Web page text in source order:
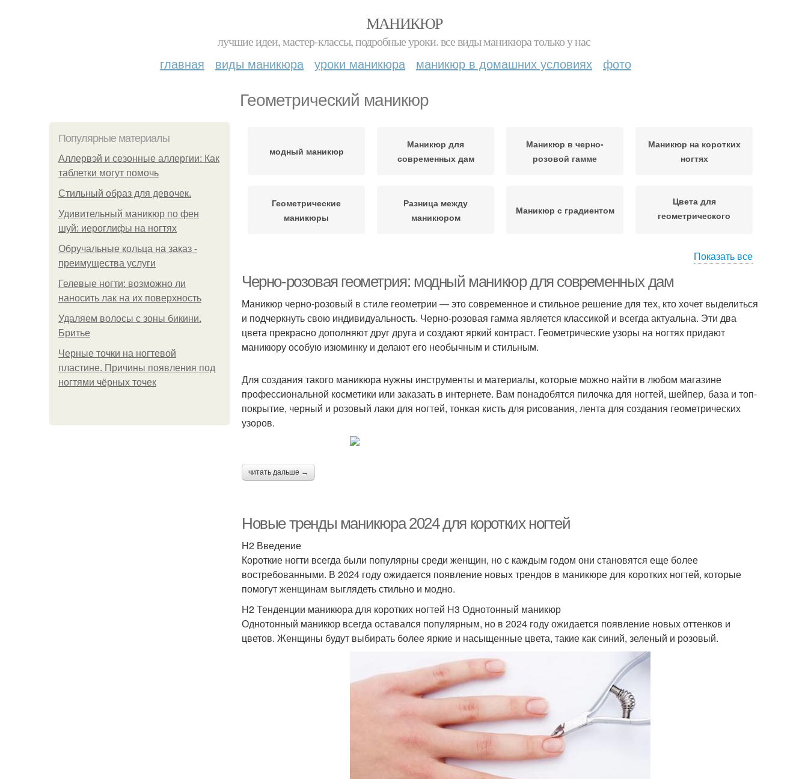
МАНИКЮР
лучшие идеи, мастер-классы, подробные уроки. все виды маникюра только у нас
главная виды маникюра уроки маникюра маникюр в домашних условиях фото
Геометрический маникюр
Популярные материалы
Аллервэй и сезонные аллергии: Как
таблетки могут помочь
Стильный образ для девочек.
Удивительный маникюр по фен
шуй: иероглифы на ногтях
Обручальные кольца на заказ -
преимущества услуги
Гелевые ногти: возможно ли
наносить лак на их поверхность
Удаляем волосы с зоны бикини.
Бритье
Черные точки на ногтевой
пластине. Причины появления под
ногтями чёрных точек
модный маникюр
Маникюр для
современных дам
Маникюр в черно-
розовой гамме
Маникюр на коротких
ногтях
Геометрические
маникюры
Разница между
маникюром
Маникюр с градиентом
Цвета для
геометрического
ногтей
Маникюр с наклейками
Маникюр с наклейками-
флэшкартами
Инструменты для
маникюра
маникюр на короткие
ногти
Цветы для маникюра Тренды в маникюре летний маникюр Маникюр со стразами
рисунками
Возрастной маникюр французский маникюр
Инструменты для
французского маникюра
Маникюр с
трафаретами
Маникюр с трафаретом
Советы по
геометрическому
дизайну
Розовый маникюр Маникюр с блестками
Маникюр в розовых
тонах
Маникюр с рисунками
красивый маникюр Маникюр с розовым и
Показать все
Черно-розовая геометрия: модный маникюр для современных дам
Маникюр черно-розовый в стиле геометрии — это современное и стильное решение для тех, кто хочет выделиться
и подчеркнуть свою индивидуальность. Черно-розовая гамма является классикой и всегда актуальна. Эти два
цвета прекрасно дополняют друг друга и создают яркий контраст. Геометрические узоры на ногтях придают
маникюру особую изюминку и делают его необычным и стильным.
Для создания такого маникюра нужны инструменты и материалы, которые можно найти в любом магазине
профессиональной косметики или заказать в интернете. Вам понадобятся пилочка для ногтей, шейпер, база и топ-
покрытие, черный и розовый лаки для ногтей, тонкая кисть для рисования, лента для создания геометрических
узоров.
читать дальше →
Новые тренды маникюра 2024 для коротких ногтей
H2 Введение
Короткие ногти всегда были популярны среди женщин, но с каждым годом они становятся еще более
востребованными. В 2024 году ожидается появление новых трендов в маникюре для коротких ногтей, которые
помогут женщинам выглядеть стильно и модно.
H2 Тенденции маникюра для коротких ногтей H3 Однотонный маникюр
Однотонный маникюр всегда оставался популярным, но в 2024 году ожидается появление новых оттенков и
цветов. Женщины будут выбирать более яркие и насыщенные цвета, такие как синий, зеленый и розовый.